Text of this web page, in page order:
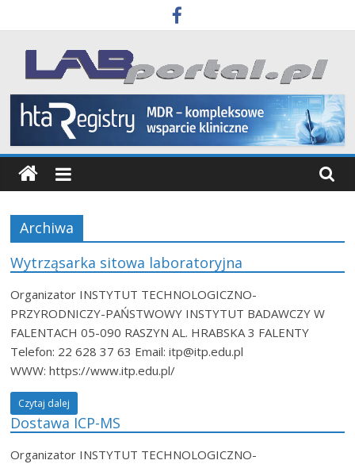
to
content
Labportal
Laboratoria
Aparatura
Badania
Archiwa
Wytrząsarka sitowa laboratoryjna
Organizator INSTYTUT TECHNOLOGICZNO-
PRZYRODNICZY-PAŃSTWOWY INSTYTUT BADAWCZY W
FALENTACH 05-090 RASZYN AL. HRABSKA 3 FALENTY
Telefon: 22 628 37 63 Email: itp@itp.edu.pl
WWW: https://www.itp.edu.pl/
Czytaj dalej
Dostawa ICP-MS
Organizator INSTYTUT TECHNOLOGICZNO-